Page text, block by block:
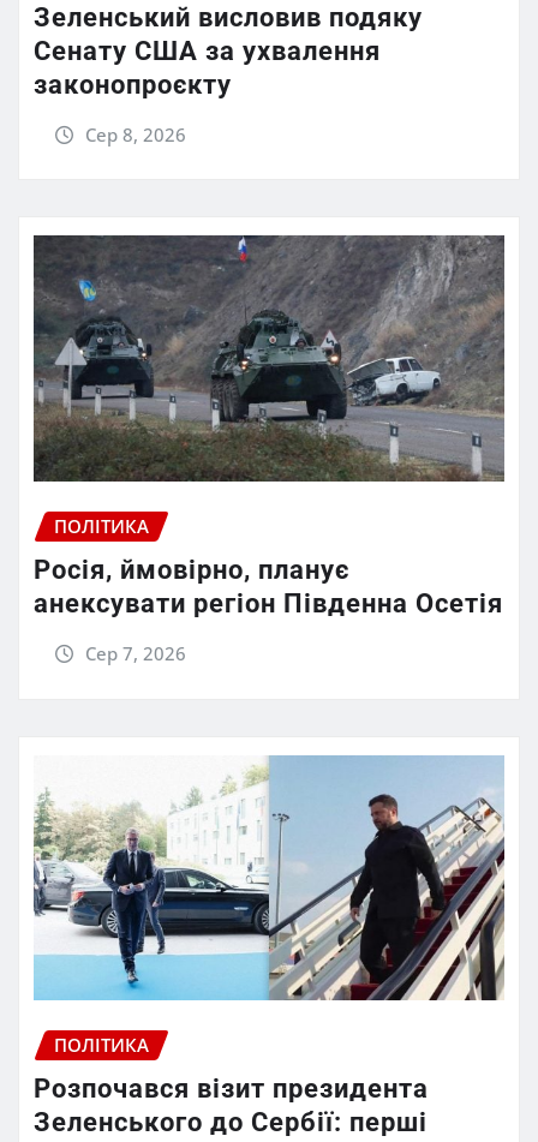
Зеленський висловив подяку
Сенату США за ухвалення
законопроєкту
Сер 8, 2026
ПОЛІТИКА
Росія, ймовірно, планує
анексувати регіон Південна Осетія
Сер 7, 2026
ПОЛІТИКА
Розпочався візит президента
Зеленського до Сербії: перші